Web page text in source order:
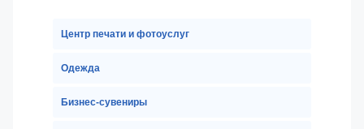
Центр печати и фотоуслуг
Одежда
Бизнес-сувениры